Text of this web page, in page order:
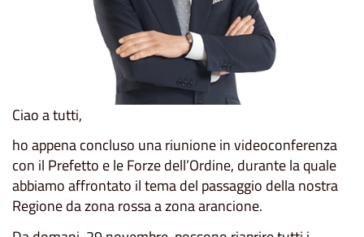
Ciao a tutti,
ho appena concluso una riunione in videoconferenza
con il Prefetto e le Forze dell’Ordine, durante la quale
abbiamo affrontato il tema del passaggio della nostra
Regione da zona rossa a zona arancione.